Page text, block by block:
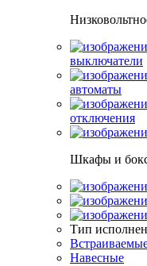
выключатели
автоматы
отключения
Шкафы и
Тип
Навесные